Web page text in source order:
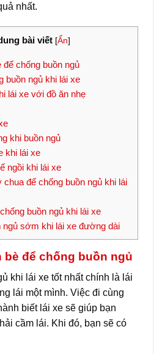
nhất.
bài viết [Ẩn]
để chống buồn ngủ
buồn ngủ khi lái xe
lái xe với đồ ăn nhẹ
khi buồn ngủ
khi lái xe
ngồi khi lái xe
chua để chống buồn ngủ khi lái
buồn ngủ khi lái xe
ngủ sớm khi lái xe đường dài
bè để chống buồn ngủ
khi lái xe tốt nhất chính là lái
lái một mình. Việc đi cùng
biết lái xe sẽ giúp bạn
cầm lái. Khi đó, bạn sẽ có